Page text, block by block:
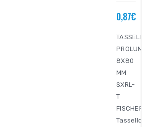
0,87€
TASSELLO
8X80
MM
SXRL-
T
FISCHER
Tassello